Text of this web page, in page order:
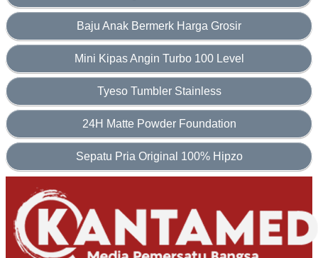
Baju Anak Bermerk Harga Grosir
Mini Kipas Angin Turbo 100 Level
Tyeso Tumbler Stainless
24H Matte Powder Foundation
Sepatu Pria Original 100% Hipzo